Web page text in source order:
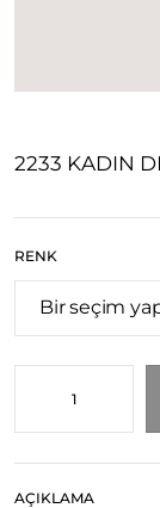
2233 KADIN
RENK
AÇIKLAMA